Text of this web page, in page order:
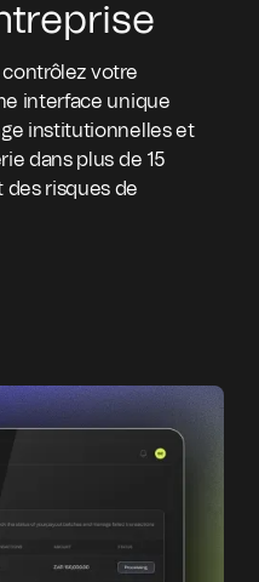
votre
interface unique
institutionnelles et
dans plus de 15
des risques de